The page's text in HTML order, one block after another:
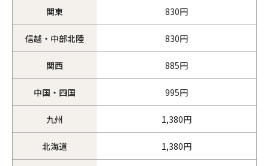
関東 830円
信越・中部北陸 830円
関西 885円
中国・四国 995円
九州 1,380円
北海道 1,380円